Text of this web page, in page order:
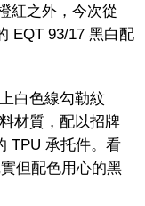
紅之外，今次從
EQT 93/17 黑白配
白色線勾勒紋
材質，配以招牌
TPU 承托件。看
但配色用心的黑